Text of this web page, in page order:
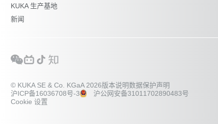
KUKA 生产基地
新闻
© KUKA SE & Co. KGaA 2026版本说明数据保护声明
沪ICP备16036708号-3
沪公网安备31011702890483号
Cookie 设置